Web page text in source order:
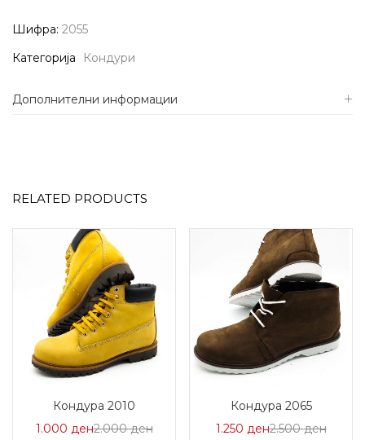
Шифра: 2055
Категорија
Кондури
Дополнителни информации
RELATED PRODUCTS
Кондура 2010
1.000 денЦена
2.000денНормална
Кондура 2065
1.250 денЦена
2.500ден